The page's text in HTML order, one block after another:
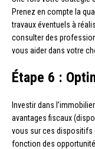
Prenez en compte la
travaux éventuels à
consulter des
vous aider dans votre
Étape 6 :
Investir dans
avantages fiscaux
vous sur ces dispositifs
fonction des